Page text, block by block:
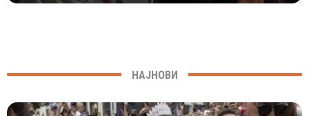
НАЈНОВИ